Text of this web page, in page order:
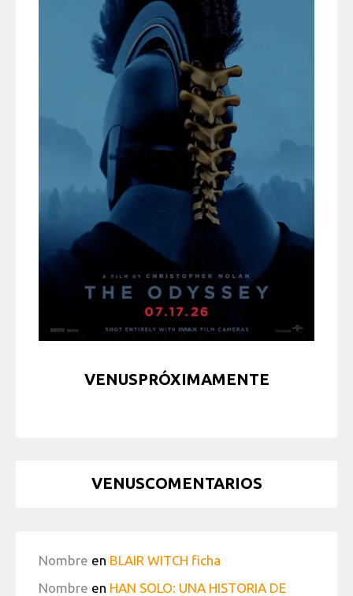
VENUSPRÓXIMAMENTE
VENUSCOMENTARIOS
Nombre en BLAIR WITCH ficha
Nombre en HAN SOLO: UNA HISTORIA DE